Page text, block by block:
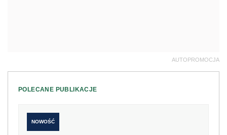
AUTOPROMOCJA
POLECANE PUBLIKACJE
NOWOŚĆ